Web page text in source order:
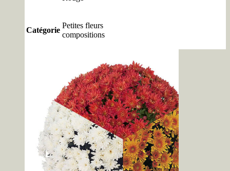
Catégorie
Petites fleurs
compositions